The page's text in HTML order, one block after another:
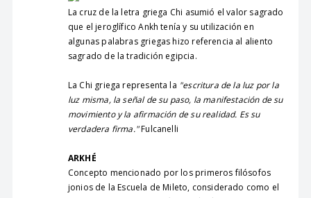
La cruz de la letra griega Chi asumió el valor sagrado
que el jeroglífico Ankh tenía y su utilización en
algunas palabras griegas hizo referencia al aliento
sagrado de la tradición egipcia.
La Chi griega representa la "escritura de la luz por la
luz misma, la señal de su paso, la manifestación de su
movimiento y la afirmación de su realidad. Es su
verdadera firma."Fulcanelli
ARKHÉ
Concepto mencionado por los primeros filósofos
jonios de la Escuela de Mileto, considerado como el